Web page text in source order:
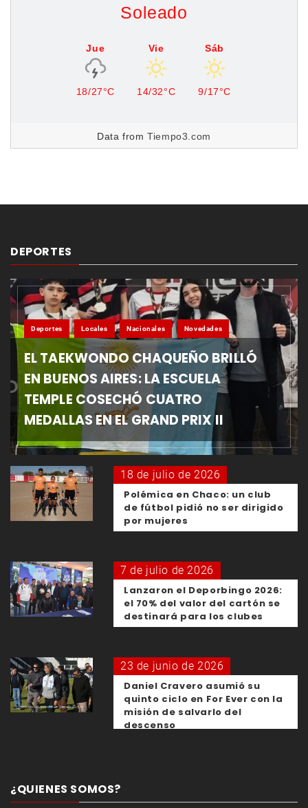
Soleado
Jue
18/27°C
Vie
14/32°C
Sáb
9/17°C
Data fromTiempo3.com
DEPORTES
Deportes Locales Nacionales Novedades
EL TAEKWONDO CHAQUEÑO BRILLÓ
EN BUENOS AIRES: LA ESCUELA
TEMPLE COSECHÓ CUATRO
MEDALLAS EN EL GRAND PRIX II
18 de julio de 2026
Polémica en Chaco: un club
de fútbol pidió no ser dirigido
por mujeres
7 de julio de 2026
Lanzaron el Deporbingo 2026:
el 70% del valor del cartón se
destinará para los clubes
23 de junio de 2026
Daniel Cravero asumió su
quinto ciclo en For Ever con la
misión de salvarlo del
descenso
¿QUIENES SOMOS?